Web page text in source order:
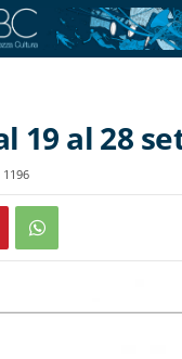
19 al 28
1196